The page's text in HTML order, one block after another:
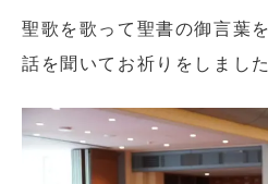
聖歌を歌って聖書の御言葉
話を聞いてお祈りをしました